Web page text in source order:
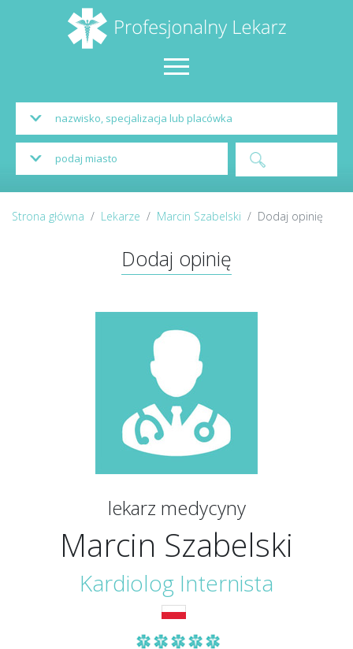
Strona główna Lekarze Marcin Szabelski Dodaj opinię
Dodaj opinię
lekarz medycyny
Marcin Szabelski
Kardiolog Internista